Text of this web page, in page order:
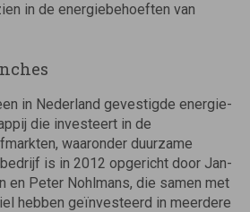
in de energiebehoeften van
in Nederland gevestigde energie-
die investeert in de
waaronder duurzame
is in 2012 opgericht door Jan-
en Peter Nohlmans, die samen met
hebben geïnvesteerd in meerdere